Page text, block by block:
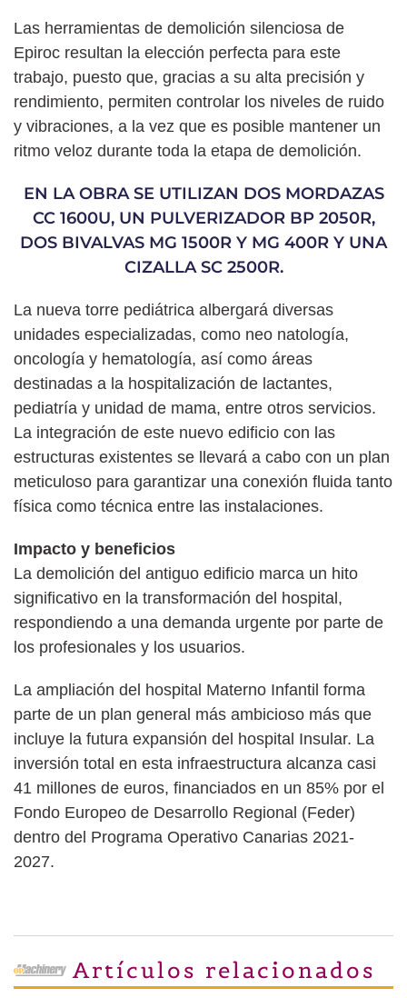
Las herramientas de demolición silenciosa de
Epiroc resultan la elección perfecta para este
trabajo, puesto que, gracias a su alta precisión y
rendimiento, permiten controlar los niveles de ruido
y vibraciones, a la vez que es posible mantener un
ritmo veloz durante toda la etapa de demolición.
EN LA OBRA SE UTILIZAN DOS MORDAZAS
CC 1600U, UN PULVERIZADOR BP 2050R,
DOS BIVALVAS MG 1500R Y MG 400R Y UNA
CIZALLA SC 2500R.
La nueva torre pediátrica albergará diversas
unidades especializadas, como neo natología,
oncología y hematología, así como áreas
destinadas a la hospitalización de lactantes,
pediatría y unidad de mama, entre otros servicios.
La integración de este nuevo edificio con las
estructuras existentes se llevará a cabo con un plan
meticuloso para garantizar una conexión fluida tanto
física como técnica entre las instalaciones.
Impacto y beneficios
La demolición del antiguo edificio marca un hito
significativo en la transformación del hospital,
respondiendo a una demanda urgente por parte de
los profesionales y los usuarios.
La ampliación del hospital Materno Infantil forma
parte de un plan general más ambicioso más que
incluye la futura expansión del hospital Insular. La
inversión total en esta infraestructura alcanza casi
41 millones de euros, financiados en un 85% por el
Fondo Europeo de Desarrollo Regional (Feder)
dentro del Programa Operativo Canarias 2021-
2027.
Artículos relacionados